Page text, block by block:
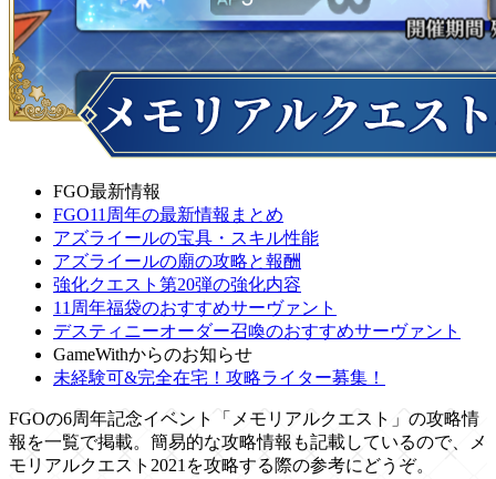
FGO最新情報
FGO11周年の最新情報まとめ
アズライールの宝具・スキル性能
アズライールの廟の攻略と報酬
強化クエスト第20弾の強化内容
11周年福袋のおすすめサーヴァント
デスティニーオーダー召喚のおすすめサーヴァント
GameWithからのお知らせ
未経験可&完全在宅！攻略ライター募集！
FGOの6周年記念イベント「メモリアルクエスト」の攻略情
報を一覧で掲載。簡易的な攻略情報も記載しているので、メ
モリアルクエスト2021を攻略する際の参考にどうぞ。